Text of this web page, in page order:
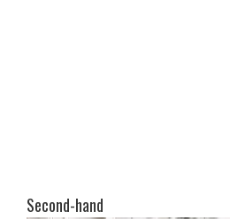
Second-hand